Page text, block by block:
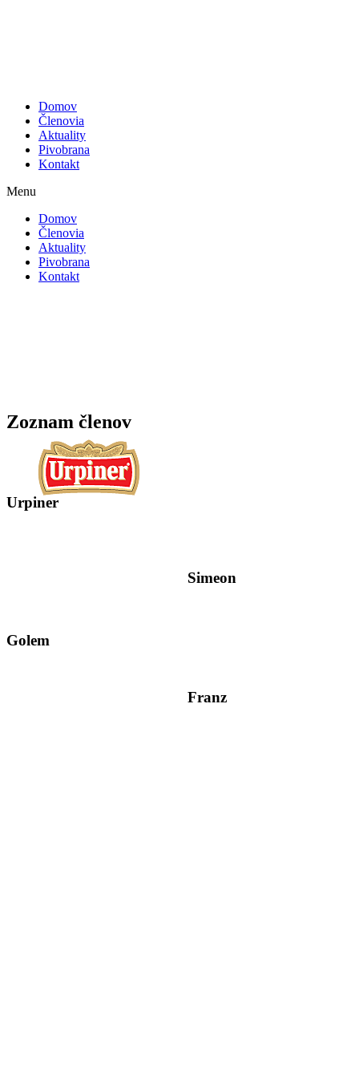
Domov
Členovia
Aktuality
Pivobrana
Kontakt
Menu
Domov
Členovia
Aktuality
Pivobrana
Kontakt
Zoznam členov
Urpiner
Simeon
Golem
Franz